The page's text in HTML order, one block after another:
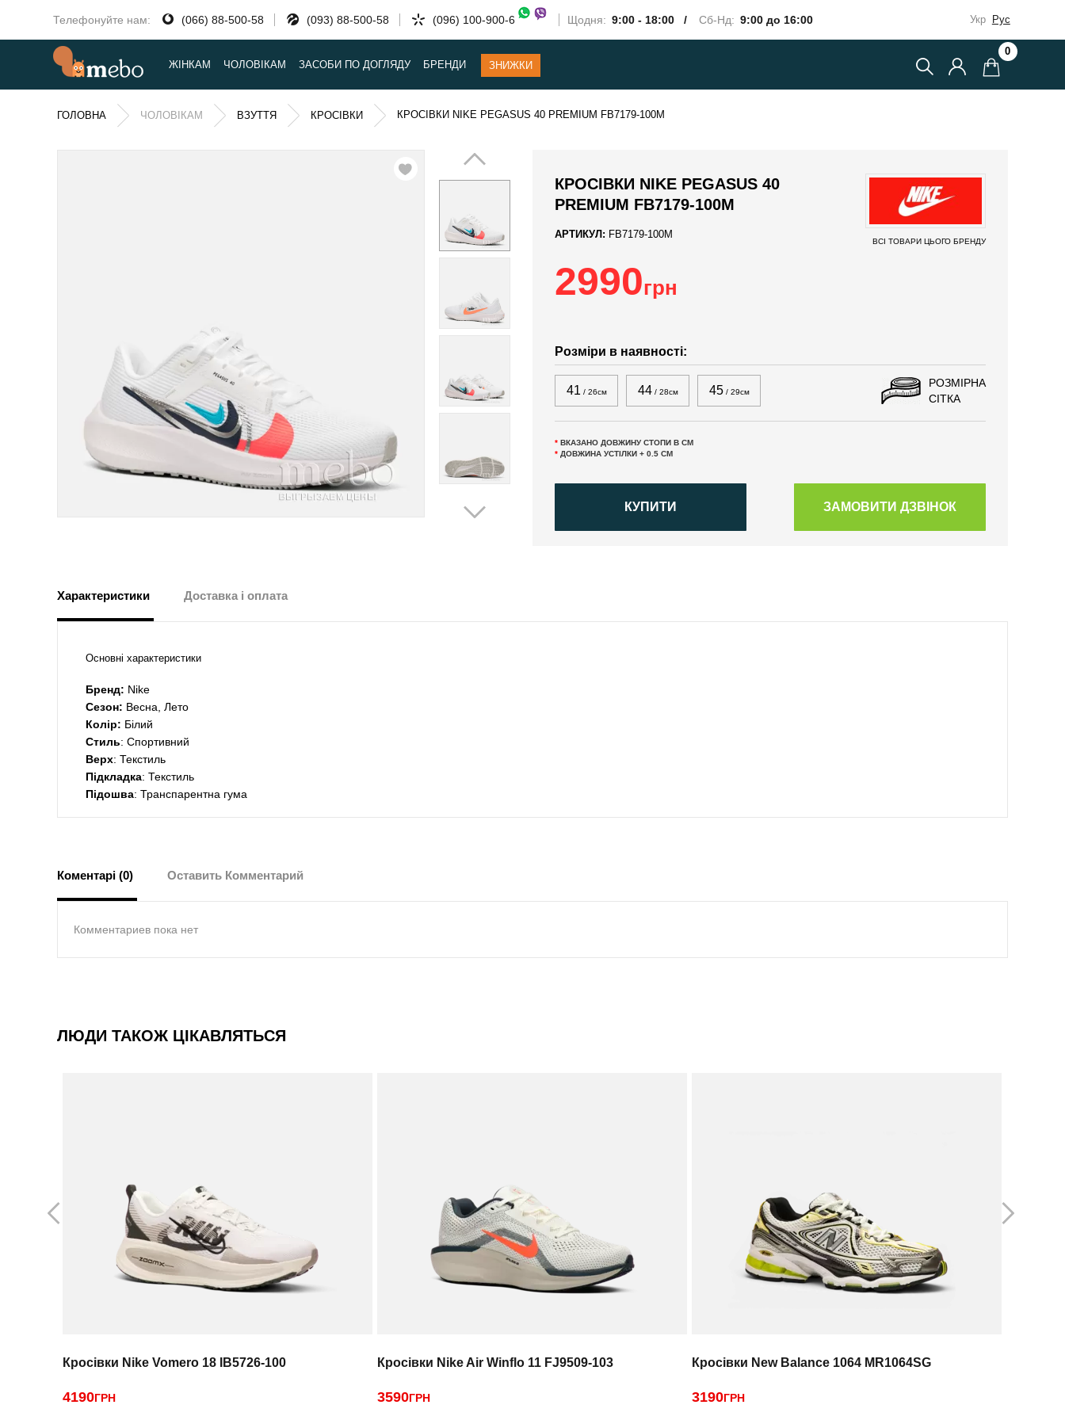
Телефонуйте нам: (066) 88-500-58 (093) 88-500-58 (096) 100-900-6 Щодня: 9:00 - 18:00 / Сб-Нд: 9:00 до 16:00 Укр Рус
ЖІНКАМ ЧОЛОВІКАМ ЗАСОБИ ПО ДОГЛЯДУ БРЕНДИ ЗНИЖКИ
0
ГОЛОВНА ЧОЛОВІКАМ ВЗУТТЯ КРОСІВКИ КРОСІВКИ NIKE PEGASUS 40 PREMIUM FB7179-100M
КРОСІВКИ NIKE PEGASUS 40
PREMIUM FB7179-100M
АРТИКУЛ: FB7179-100M
ВСІ ТОВАРИ ЦЬОГО БРЕНДУ
2990грн
Розміри в наявності:
41 / 26см 44/ 28см 45/ 29см
РОЗМІРНА
СІТКА
* ВКАЗАНО ДОВЖИНУ СТОПИ В СМ
* ДОВЖИНА УСТІЛКИ + 0.5 СМ
КУПИТИ
Характеристики Доставка і оплата
Основні характеристики
Бренд: Nike
Сезон: Весна, Лето
Колір: Білий
Стиль: Спортивний
Верх: Текстиль
Підкладка: Текстиль
Підошва: Транспарентна гума
Коментарі (0) Оставить Комментарий
Комментариев пока нет
ЛЮДИ ТАКОЖ ЦІКАВЛЯТЬСЯ
Кросівки Nike Vomero 18 IB5726-100
4190ГРН
Кросівки Nike Air Winflo 11 FJ9509-103
3590ГРН
Кросівки New Balance 1064 MR1064SG
3190ГРН